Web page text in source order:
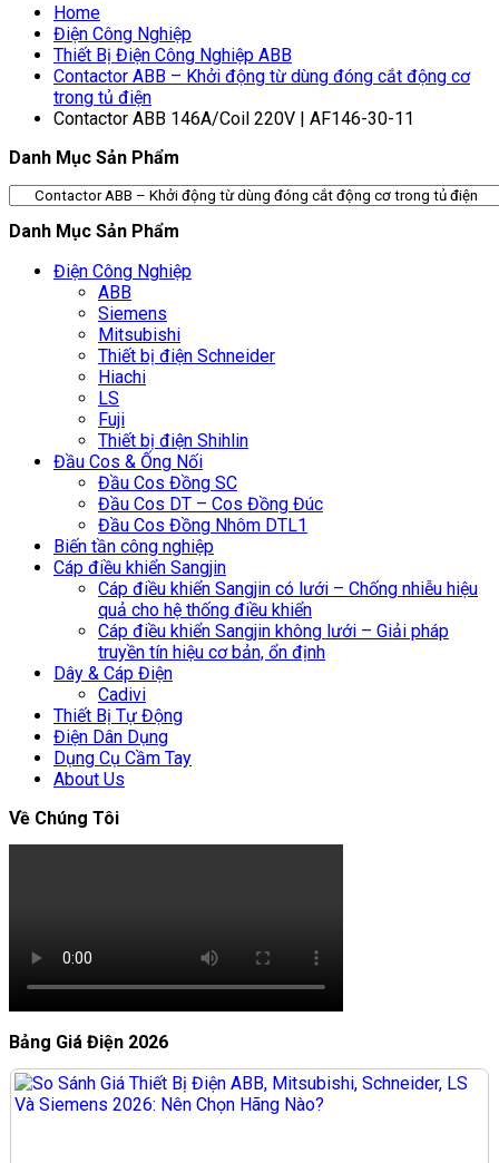
Home
Điện Công Nghiệp
Thiết Bị Điện Công Nghiệp ABB
Contactor ABB – Khởi động từ dùng đóng cắt động cơ
trong tủ điện
Contactor ABB 146A/Coil 220V | AF146-30-11
Danh Mục Sản Phẩm
Danh Mục Sản Phẩm
Điện Công Nghiệp
ABB
Siemens
Mitsubishi
Thiết bị điện Schneider
Hiachi
LS
Fuji
Thiết bị điện Shihlin
Đầu Cos & Ống Nối
Đầu Cos Đồng SC
Đầu Cos DT – Cos Đồng Đúc
Đầu Cos Đồng Nhôm DTL1
Biến tần công nghiệp
Cáp điều khiển Sangjin
Cáp điều khiển Sangjin có lưới – Chống nhiễu hiệu
quả cho hệ thống điều khiển
Cáp điều khiển Sangjin không lưới – Giải pháp
truyền tín hiệu cơ bản, ổn định
Dây & Cáp Điện
Cadivi
Thiết Bị Tự Động
Điện Dân Dụng
Dụng Cụ Cầm Tay
About Us
Về Chúng Tôi
Bảng Giá Điện 2026